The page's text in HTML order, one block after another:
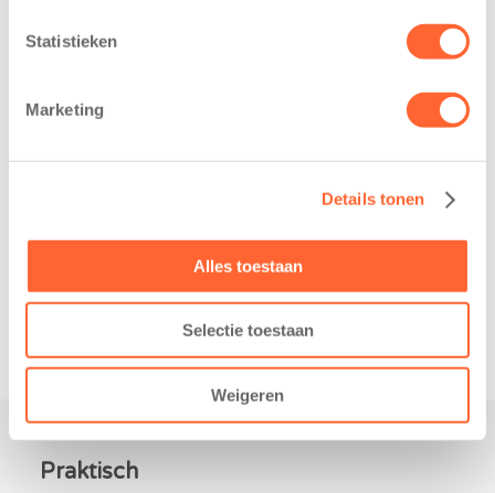
Statistieken
Marketing
Details tonen
Alles toestaan
Selectie toestaan
Weigeren
Westerburcht in
voor de Kids First
belangrijke stap
kindcentrum in
Leeuwarden Zuid.
Na…
Praktisch